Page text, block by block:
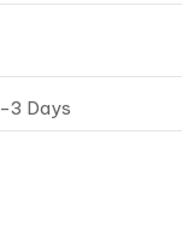
3 Days